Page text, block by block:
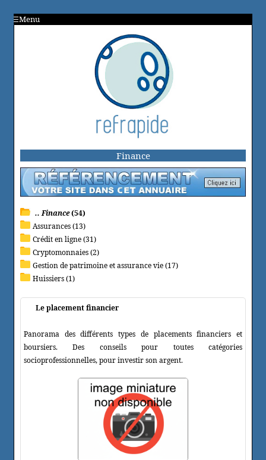
Menu
Finance
.. Finance(54)
Assurances (13)
Crédit en ligne (31)
Cryptomonnaies (2)
Gestion de patrimoine et assurance vie (17)
Huissiers (1)
Le placement financier
Panorama des différents types de placements financiers et
boursiers. Des conseils pour toutes catégories
socioprofessionnelles, pour investir son argent.